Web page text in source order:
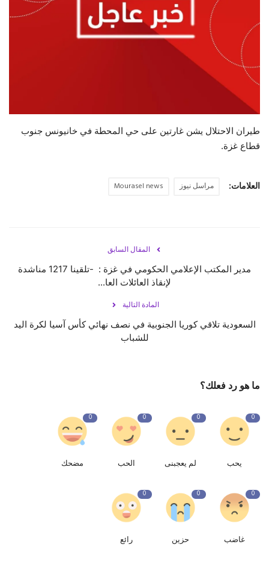
حياة
طيران الاحتلال يشن غارتين على حي المحطة في خانيونس جنوب
قطاع غزة.
العلامات: مراسل نيوز Mourasel news
المقال السابق
مدير المكتب الإعلامي الحكومي في غزة : ‏-تلقينا 1217 مناشدة
لإنقاذ العائلات العا...
المادة التالية
السعودية تلاقي كوريا الجنوبية في نصف نهائي كأس آسيا لكرة اليد
للشباب
ما هو رد فعلك؟
0
يحب
0
لم يعجبنى
0
الحب
0
مضحك
0
غاضب
0
حزين
0
رائع